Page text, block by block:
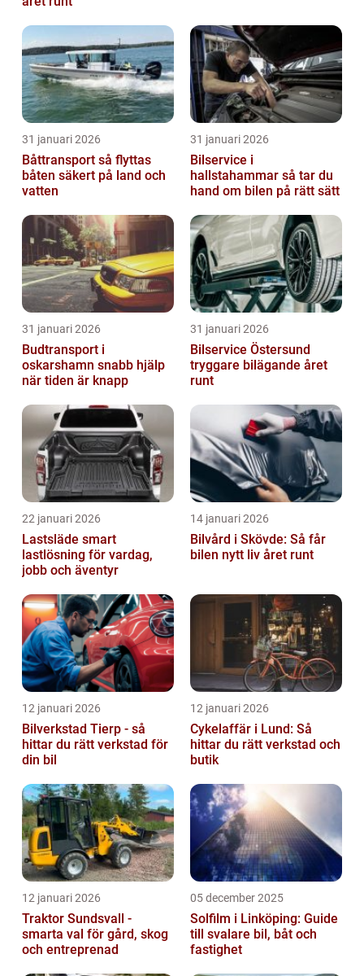
31 januari 2026
Båttransport så flyttas
båten säkert på land och
vatten
31 januari 2026
Bilservice i
hallstahammar så tar du
hand om bilen på rätt sätt
31 januari 2026
Budtransport i
oskarshamn snabb hjälp
när tiden är knapp
31 januari 2026
Bilservice Östersund
tryggare bilägande året
runt
22 januari 2026
Lastsläde smart
lastlösning för vardag,
jobb och äventyr
14 januari 2026
Bilvård i Skövde: Så får
bilen nytt liv året runt
12 januari 2026
Bilverkstad Tierp - så
hittar du rätt verkstad för
din bil
12 januari 2026
Cykelaffär i Lund: Så
hittar du rätt verkstad och
butik
12 januari 2026
Traktor Sundsvall -
smarta val för gård, skog
och entreprenad
05 december 2025
Solfilm i Linköping: Guide
till svalare bil, båt och
fastighet